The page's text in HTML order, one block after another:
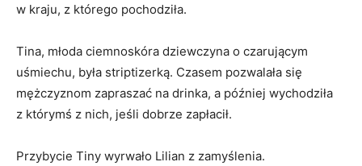
w kraju, z którego pochodziła.
Tina, młoda ciemnoskóra dziewczyna o czarującym
uśmiechu, była striptizerką. Czasem pozwalała się
mężczyznom zapraszać na drinka, a później wychodziła
z którymś z nich, jeśli dobrze zapłacił.
Przybycie Tiny wyrwało Lilian z zamyślenia.